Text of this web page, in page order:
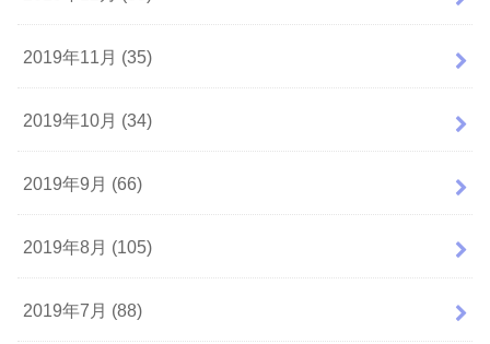
2019年11月 (35)
2019年10月 (34)
2019年9月 (66)
2019年8月 (105)
2019年7月 (88)